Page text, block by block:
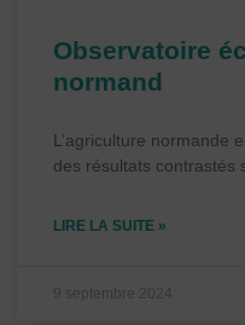
Observatoire
normand
L’agriculture normande
des résultats contrastés
LIRE LA SUITE »
9 septembre 2024